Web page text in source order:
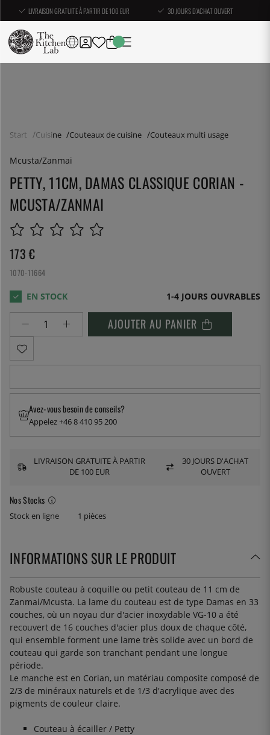
LIVRAISON GRATUITE À PARTIR DE 100 EUR 30 JOURS D'ACHAT OUVERT
Start Cuisine Couteaux de cuisine Couteaux multi usage
Mcusta/Zanmai
PETTY, 11CM, DAMAS CLASSIQUE CORIAN -
MCUSTA/ZANMAI
173 €
1070-11664
1-4 JOURS OUVRABLES
AJOUTER AU PANIER
Nos Stocks
Stock en ligne 1 pièces
Avez-vous besoin de conseils?
Appelez +46 8 410 95 200
LIVRAISON GRATUITE À PARTIR
DE 100 EUR
30 JOURS D'ACHAT
OUVERT
INFORMATIONS SUR LE PRODUIT
Robuste couteau à coquille ou petit couteau de 11 cm de
Zanmai/Mcusta. La lame du couteau est de type Damas en 33
couches, où un noyau dur d'acier inoxydable VG-10 a été
recouvert de 16 couches d'acier plus doux de chaque côté,
qui ensemble forment une lame très solide avec un bord de
couteau qui garde son tranchant pendant une longue
période.
Le manche est en Corian, un matériau composite composé de
2/3 de minéraux naturels et de 1/3 d'acrylique avec des
pigments de couleur claire.
Couteau à écailler / Petty